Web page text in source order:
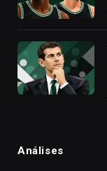
Análises